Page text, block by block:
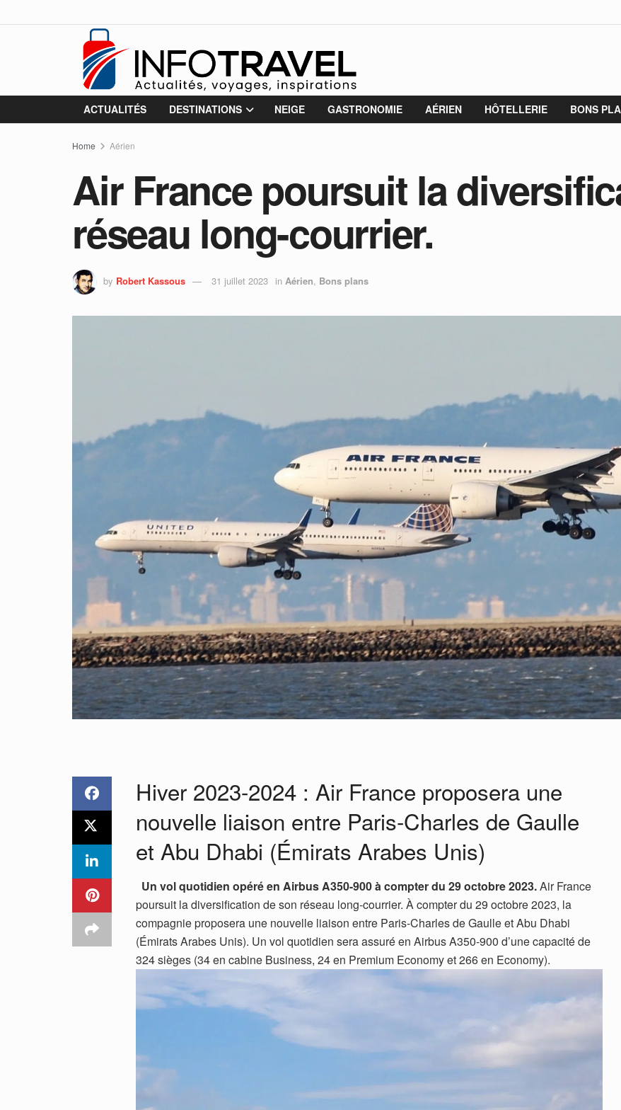
ACTUALITÉS DESTINATIONS NEIGE GASTRONOMIE AÉRIEN HÔTELLERIE BONS
Home Aérien
Air France poursuit la
réseau long-courrier.
by Robert Kassous 31 juillet 2023 in Aérien, Bons plans
Hiver 2023-2024 : Air France proposera une
nouvelle liaison entre Paris-Charles de Gaulle
et Abu Dhabi (Émirats Arabes Unis)
Un vol quotidien opéré en Airbus A350-900 à compter du 29 octobre 2023.Air France
poursuit la diversification de son réseau long-courrier. À compter du 29 octobre 2023, la
compagnie proposera une nouvelle liaison entre Paris-Charles de Gaulle et Abu Dhabi
(Émirats Arabes Unis). Un vol quotidien sera assuré en Airbus A350-900 d’une capacité de
324 sièges (34 en cabine Business, 24 en Premium Economy et 266 en Economy).